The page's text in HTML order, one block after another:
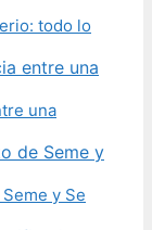
todo lo
una
y Se